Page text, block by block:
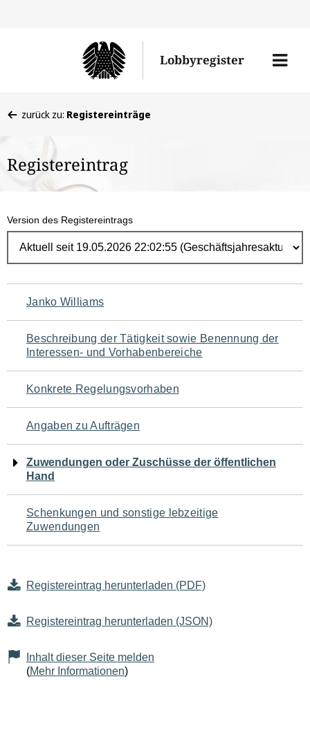
Lobbyregister
Menü
befinden
hier:
zurück zu: Registereinträge
Registereintrag
Version des Registereintrags
Navigation
für
den
Seiteninhalt
Janko Williams
Beschreibung der Tätigkeit sowie Benennung der
Interessen- und Vorhabenbereiche
Konkrete Regelungsvorhaben
Angaben zu Aufträgen
Zuwendungen oder Zuschüsse der öffentlichen
Hand
Schenkungen und sonstige lebzeitige
Zuwendungen
Registereintrag herunterladen (PDF)
Registereintrag herunterladen (JSON)
Inhalt dieser Seite melden
(Mehr Informationen)